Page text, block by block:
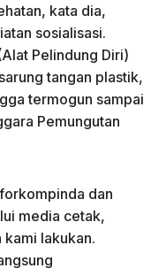
kata dia,
sosialisasi.
Pelindung Diri)
tangan plastik,
termogun sampai
Pemungutan
dan
media cetak,
lakukan.